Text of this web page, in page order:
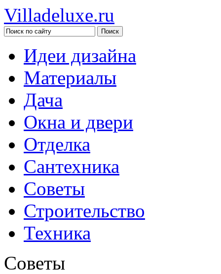
Villadeluxe.ru
Идеи дизайна
Материалы
Дача
Окна и двери
Отделка
Сантехника
Советы
Строительство
Техника
Советы